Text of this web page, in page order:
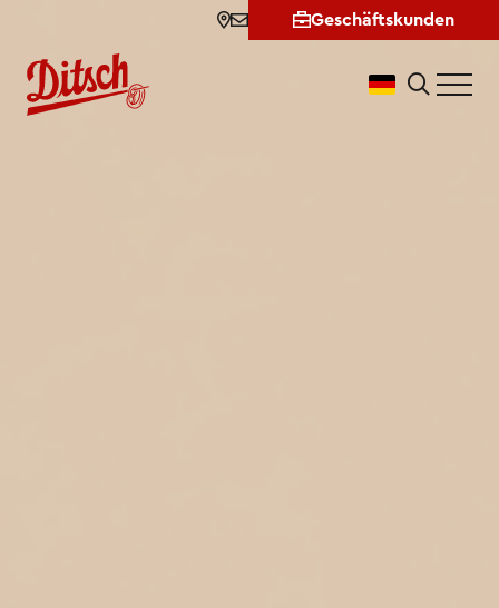
Geschäftskunden
News & Aktionen